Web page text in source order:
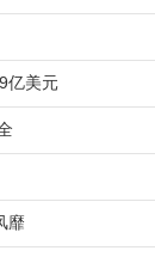
亿美元
靡